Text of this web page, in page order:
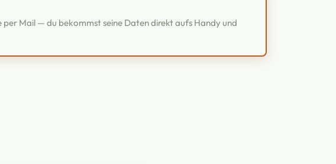
Mail — du bekommst seine Daten direkt aufs Handy und